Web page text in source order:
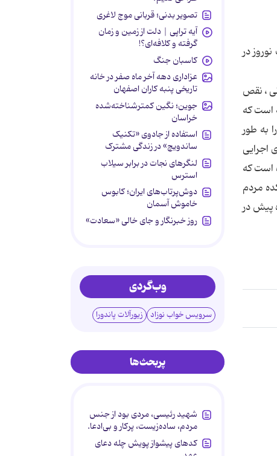
های اجرایی 10 کشور برای ثبت نوروز در
، نقص
است که
به طور
اجرایی
است که
مردم
پیش در
تصویر بدنی؛ قربانی موج لاغری
آیه تراپی | دلت از زمین و زمان
گرفته و کلافه‌ای؟!
کاسبان جنگ
عزاداری دهه آخر ماه صفر در خانه
تاریخی پنبه کاران اصفهان
جوین؛ نگین کمترشناخته‌شده
خراسان
استفاده از جادوی «تکنیک
ساندویچ» در زندگی مشترک
لنگرهای نجات در برابر سیلاب
استرس
دوش‌پرتاب‌های ایران؛ کابوس
خاموش آسمان
روز خبرنگار و جای خالی «سعادت»
وب‌گردی
سرویس خواب نوزاد زیورآلات پاندورا
پربحث‌ها
شهید رئیسی، مردی بود از جنس
مردم، ساده‌زیست، پرکار و بی‌ادعا.
کدهای پیشواز پویش چله دعای